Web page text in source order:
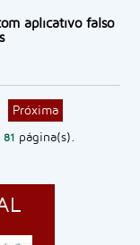
aplicativo falso
Próxima
81página(s).